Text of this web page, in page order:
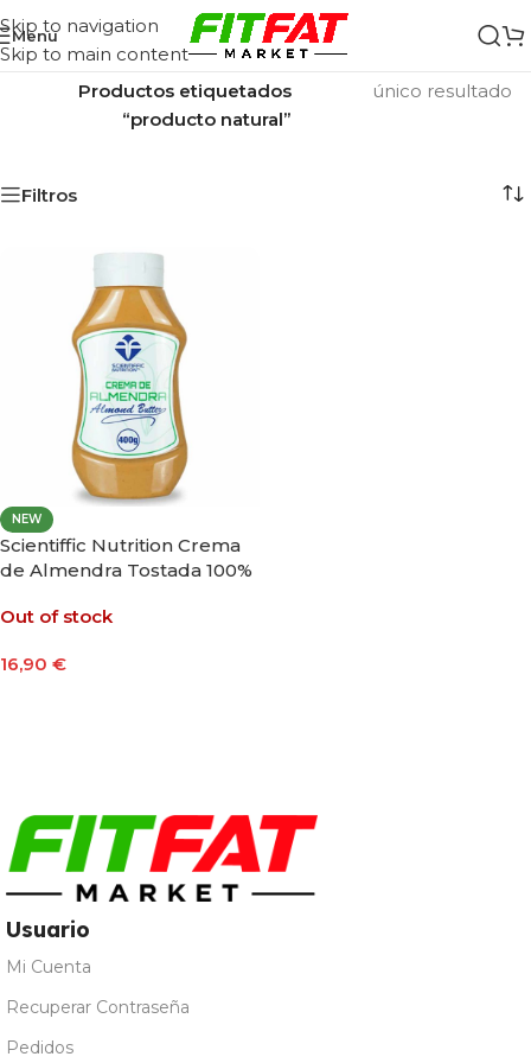
Skip to navigation
Skip to main content
Menu
Inicio/
Productos etiquetados
“producto natural”
único resultado
Filtros
NEW
Scientiffic Nutrition Crema
de Almendra Tostada 100%
Out of stock
16,90 €
Usuario
Mi Cuenta
Recuperar Contraseña
Pedidos